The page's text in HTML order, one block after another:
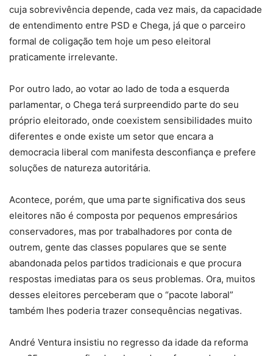
cuja sobrevivência depende, cada vez mais, da capacidade
de entendimento entre PSD e Chega, já que o parceiro
formal de coligação tem hoje um peso eleitoral
praticamente irrelevante.
Por outro lado, ao votar ao lado de toda a esquerda
parlamentar, o Chega terá surpreendido parte do seu
próprio eleitorado, onde coexistem sensibilidades muito
diferentes e onde existe um setor que encara a
democracia liberal com manifesta desconfiança e prefere
soluções de natureza autoritária.
Acontece, porém, que uma parte significativa dos seus
eleitores não é composta por pequenos empresários
conservadores, mas por trabalhadores por conta de
outrem, gente das classes populares que se sente
abandonada pelos partidos tradicionais e que procura
respostas imediatas para os seus problemas. Ora, muitos
desses eleitores perceberam que o “pacote laboral”
também lhes poderia trazer consequências negativas.
André Ventura insistiu no regresso da idade da reforma